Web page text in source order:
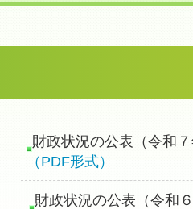
財政状況の公表（令和７
（PDF形式）
財政状況の公表（令和６